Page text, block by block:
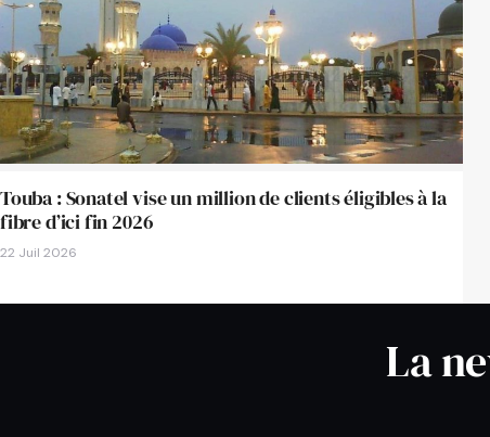
Touba : Sonatel vise un million de clients éligibles à la
fibre d’ici fin 2026
22 Juil 2026
La